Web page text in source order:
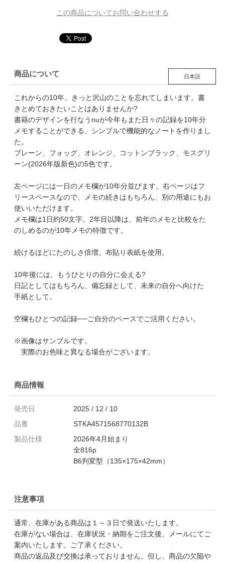
この商品についてお問い合わせする
商品について 日本語
これからの10年、きっと沢山のことを忘れてしまいます。書
きとめておきたいことはありませんか?
書籍のデザインを行なうnuが今年もまた日々の記録を10年分
メモすることができる、シンプルで機能的なノートを作りまし
た。
プレーン、フォッグ、オレンジ、コットンブラック、モスグリ
ーン(2026年版新色)の5色です。
左ページには一日のメモ欄が10年分並びます。右ページはフ
リースペースなので、メモの続きはもちろん、別の用途にもお
使いいただけます。
メモ欄は1日約50文字。2年目以降は、前年のメモと比較をた
のしめるのが10年メモの特徴です。
続けるほどにたのしさ倍増。布貼り表紙を使用。
10年後には、もうひとりの自分に会える?
日記としてはもちろん、備忘録として、未来の自分へ向けた
手紙として。
空欄もひとつの記録──ご自分のペースでご活用ください。
※画像はサンプルです。
実際のお色味と異なる場合がございます。
商品情報
発売日
2025 / 12 / 10
品番
STKA4571568770132B
製品仕様
2026年4月始まり
全816p
B6判変型（135×175×42mm）
注意事項
通常、在庫がある商品は１～３日で発送いたします。
在庫がない場合は、在庫状況・納期をご注文後、メールにてご
案内いたします。ご了承ください。
商品の返品及び交換は承っておりません。但し、商品の欠陥や